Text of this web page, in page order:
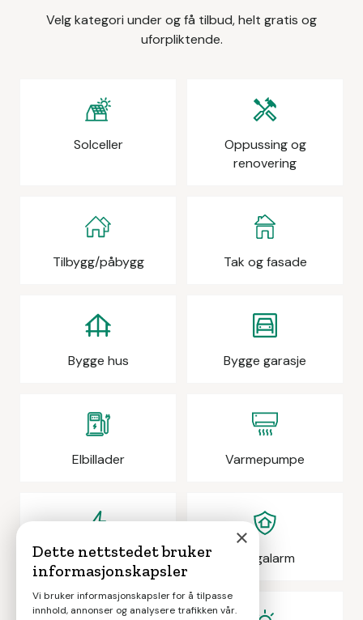
Velg kategori under og få tilbud, helt gratis og
uforpliktende.
Solceller
Oppussing og
renovering
Tilbygg/påbygg Tak og fasade
Bygge hus Bygge garasje
Elbillader Varmepumpe
Elektrikeroppdrag Boligalarm
×
Dette nettstedet bruker
informasjonskapsler
Vi bruker informasjonskapsler for å tilpasse
innhold, annonser og analysere trafikken vår.